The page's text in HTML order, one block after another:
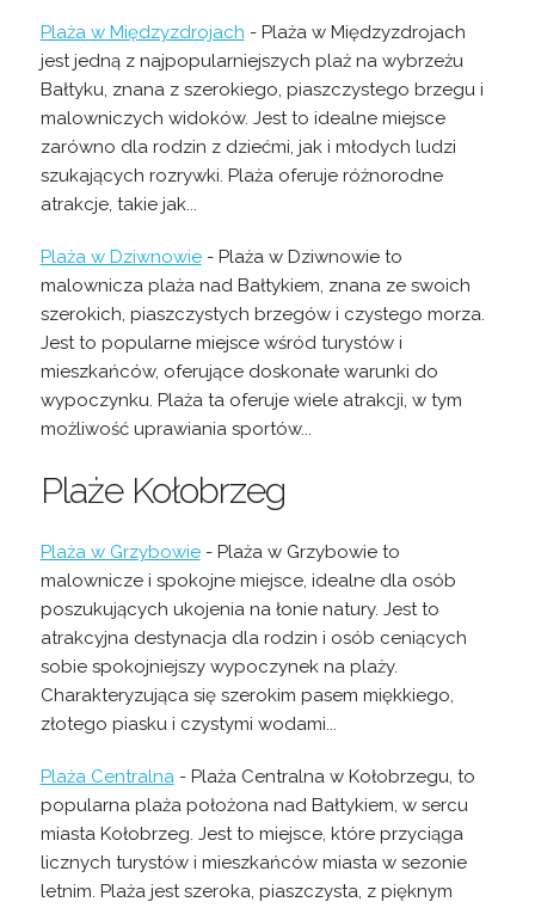
Plaża w Międzyzdrojach - Plaża w Międzyzdrojach
jest jedną z najpopularniejszych plaż na wybrzeżu
Bałtyku, znana z szerokiego, piaszczystego brzegu i
malowniczych widoków. Jest to idealne miejsce
zarówno dla rodzin z dziećmi, jak i młodych ludzi
szukających rozrywki. Plaża oferuje różnorodne
atrakcje, takie jak...
Plaża w Dziwnowie- Plaża w Dziwnowie to
malownicza plaża nad Bałtykiem, znana ze swoich
szerokich, piaszczystych brzegów i czystego morza.
Jest to popularne miejsce wśród turystów i
mieszkańców, oferujące doskonałe warunki do
wypoczynku. Plaża ta oferuje wiele atrakcji, w tym
możliwość uprawiania sportów...
Plaże Kołobrzeg
Plaża w Grzybowie- Plaża w Grzybowie to
malownicze i spokojne miejsce, idealne dla osób
poszukujących ukojenia na łonie natury. Jest to
atrakcyjna destynacja dla rodzin i osób ceniących
sobie spokojniejszy wypoczynek na plaży.
Charakteryzująca się szerokim pasem miękkiego,
złotego piasku i czystymi wodami...
Plaża Centralna- Plaża Centralna w Kołobrzegu, to
popularna plaża położona nad Bałtykiem, w sercu
miasta Kołobrzeg. Jest to miejsce, które przyciąga
licznych turystów i mieszkańców miasta w sezonie
letnim. Plaża jest szeroka, piaszczysta, z pięknym